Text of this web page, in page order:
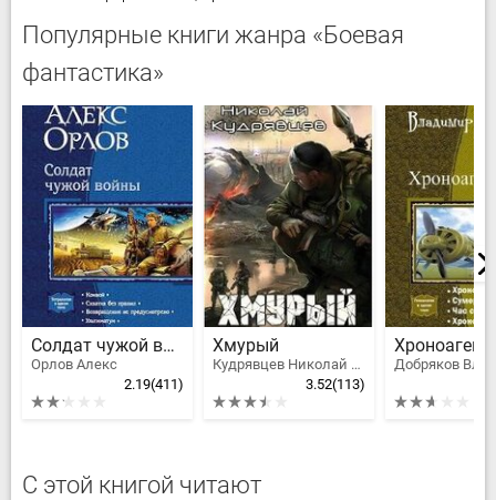
Популярные книги жанра «Боевая
фантастика»
Солдат чужой войны
Орлов Алекс
2.19(411)
Хмурый
Кудрявцев Николай Федорович
3.52(113)
С этой книгой читают